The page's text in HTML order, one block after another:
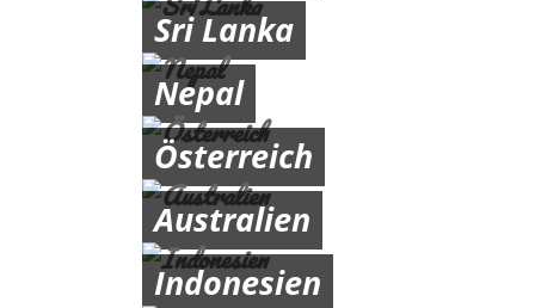
Sri Lanka
Nepal
Österreich
Australien
Indonesien